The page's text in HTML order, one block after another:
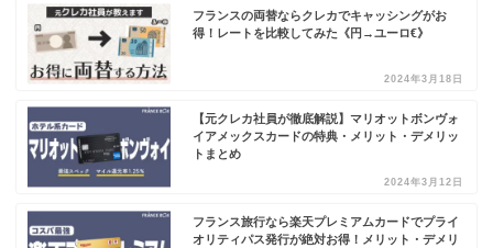
フランスの両替ならクレカでキャッシングがお
得！レートを比較してみた《円→ユーロ€》
2024年3月18日
【元クレカ社員が徹底解説】マリオットボンヴォ
イアメックスカードの特典・メリット・デメリッ
トまとめ
2024年3月12日
フランス旅行なら楽天プレミアムカードでプライ
オリティパス発行が絶対お得！メリット・デメリ